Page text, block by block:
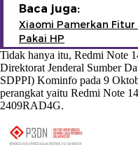
Baca juga:
Xiaomi Pamerkan
Pakai HP
Tidak hanya itu, Redmi Note
Direktorat Jenderal Sumber
SDPPI) Kominfo pada 9
perangkat yaitu Redmi Note
2409RAD4G.